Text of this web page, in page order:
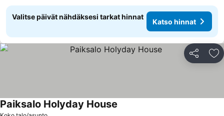
Valitse päivät nähdäksesi tarkat hinnat
Katso hinnat
Jaa
Paiksalo Holyday House